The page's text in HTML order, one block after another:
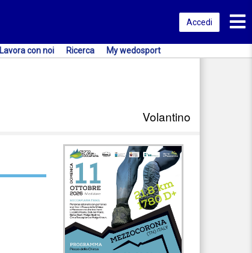
Accedi
Lavora con noi Ricerca My wedosport
Volantino